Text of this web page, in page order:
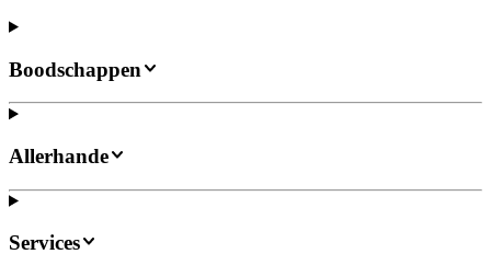
Boodschappen
Allerhande
Services